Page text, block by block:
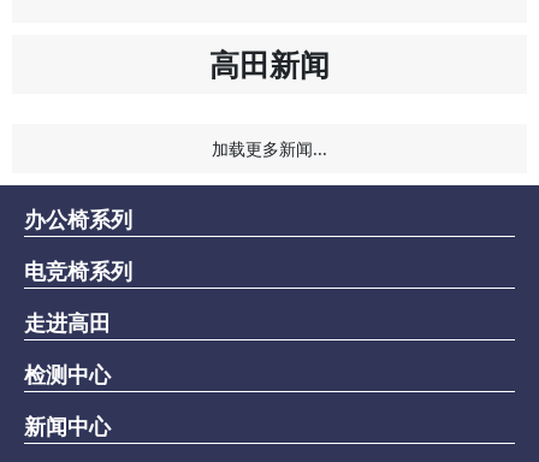
高田新闻
加载更多新闻...
办公椅系列
电竞椅系列
走进高田
检测中心
新闻中心